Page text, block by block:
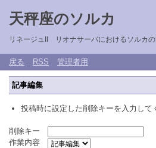
天秤座のソルカ
リネージュII リオナサーバにおけるソルカ
戻る RSS 管理者用
記事編集
投稿時に設定した削除キーを入力して
削除キー
作業内容